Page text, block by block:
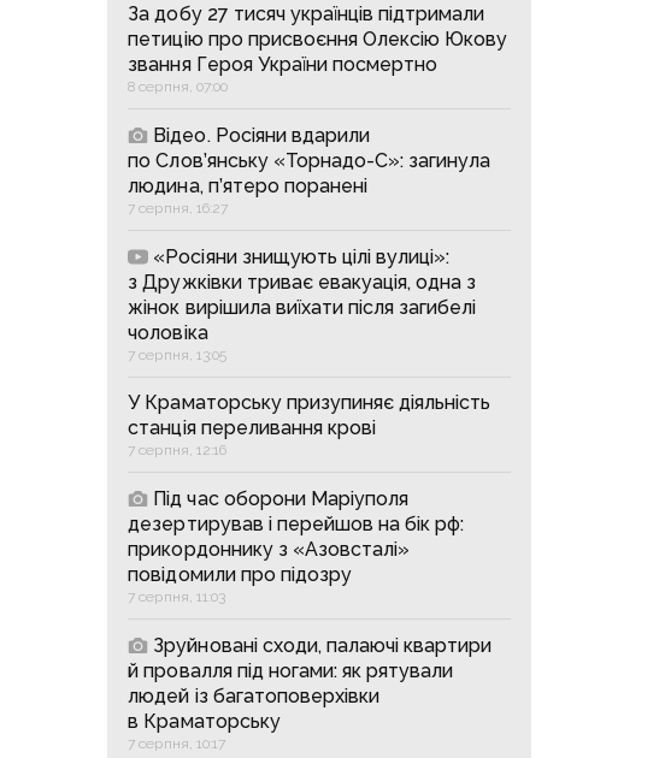
За добу 27 тисяч українців підтримали
петицію про присвоєння Олексію Юкову
звання Героя України посмертно
8 серпня, 07:00
Відео. Росіяни вдарили
по Слов’янську «Торнадо-С»: загинула
людина, п’ятеро поранені
7 серпня, 16:27
«Росіяни знищують цілі вулиці»:
з Дружківки триває евакуація, одна з
жінок вирішила виїхати після загибелі
чоловіка
7 серпня, 13:05
У Краматорську призупиняє діяльність
станція переливання крові
7 серпня, 12:16
Під час оборони Маріуполя
дезертирував і перейшов на бік рф:
прикордоннику з «Азовсталі»
повідомили про підозру
7 серпня, 11:03
Зруйновані сходи, палаючі квартири
й провалля під ногами: як рятували
людей із багатоповерхівки
в Краматорську
7 серпня, 10:17